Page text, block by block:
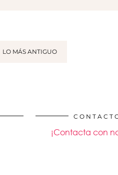
LO MÁS ANTIGUO
¡Contacta con